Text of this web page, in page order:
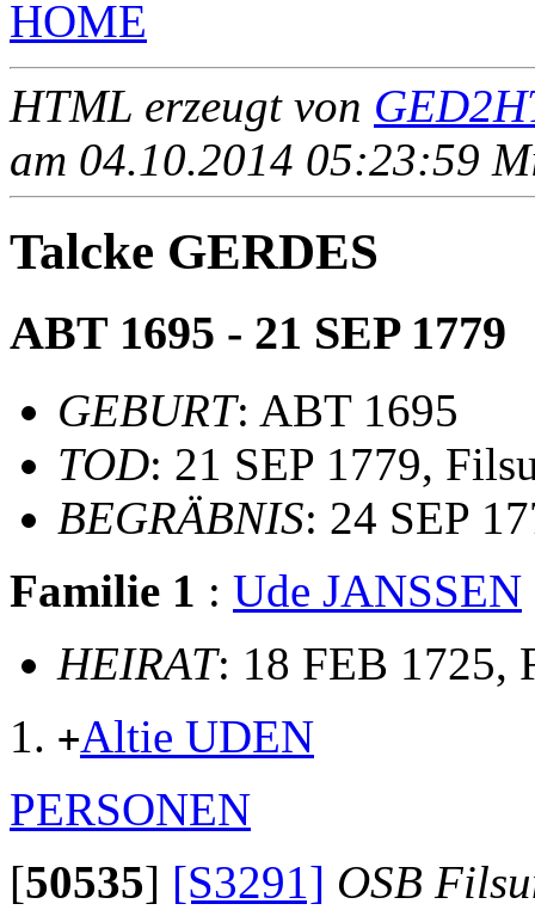
HOME
HTML erzeugt von
am 04.10.2014 05:23:59
Talcke GERDES
ABT 1695 - 21 SEP 1779
GEBURT: ABT 1695
TOD: 21 SEP 1779,
BEGRÄBNIS: 24 SEP
Familie 1 : Ude JANSSEN
HEIRAT: 18 FEB 1725,
+Altie UDEN
PERSONEN
[50535] [S3291] OSB